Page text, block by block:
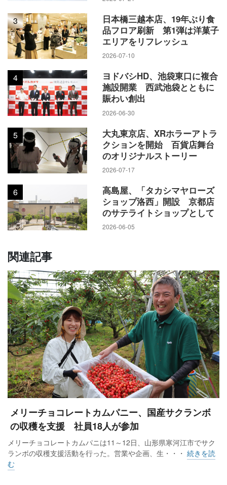
3
日本橋三越本店、19年ぶり食
品フロア刷新 第1弾は洋菓子
エリアをリフレッシュ
2026-07-10
4
ヨドバシHD、池袋東口に複合
施設開業 西武池袋とともに
賑わい創出
2026-06-30
5
大丸東京店、XRホラーアトラ
クションを開始 百貨店舞台
のオリジナルストーリー
2026-07-17
6
高島屋、「タカシマヤローズ
ショップ洛西」開設 京都店
のサテライトショップとして
2026-06-05
関連記事
メリーチョコレートカムパニー、国産サクランボ
の収穫を支援 社員18人が参加
メリーチョコレートカムパニは11～12日、山形県寒河江市でサク
ランボの収穫支援活動を行った。営業や企画、生・・・ 続きを読
む